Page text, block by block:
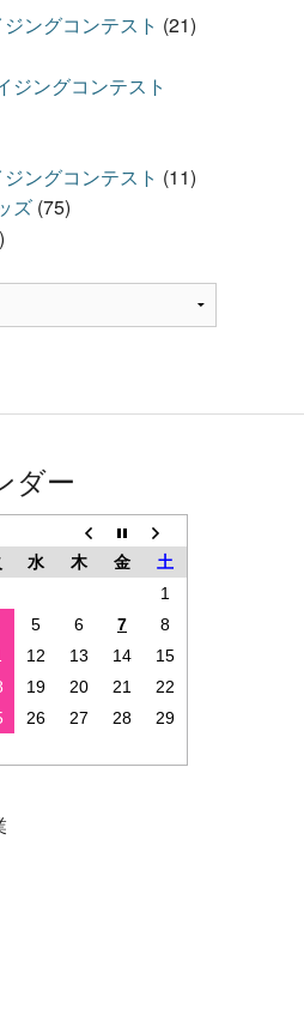
ングコンテスト (21)
ジングコンテスト
ングコンテスト (11)
ズ (75)
ダー
水 木 金
土
1
5 6 7
8
12 13 14
15
19 20 21
22
26 27 28
29